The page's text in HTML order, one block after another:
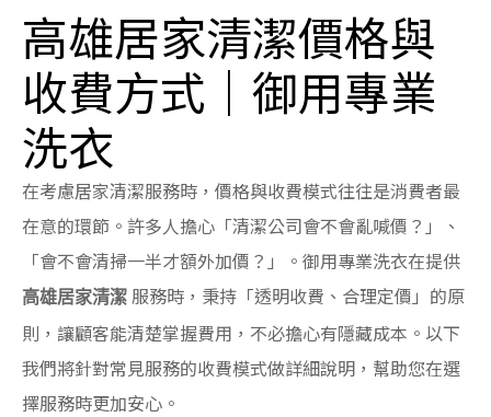
高雄居家清潔價格與
收費方式｜御用專業
洗衣
在考慮居家清潔服務時，價格與收費模式往往是消費者最
在意的環節。許多人擔心「清潔公司會不會亂喊價？」、
「會不會清掃一半才額外加價？」。御用專業洗衣在提供
高雄居家清潔 服務時，秉持「透明收費、合理定價」的原
則，讓顧客能清楚掌握費用，不必擔心有隱藏成本。以下
我們將針對常見服務的收費模式做詳細說明，幫助您在選
擇服務時更加安心。